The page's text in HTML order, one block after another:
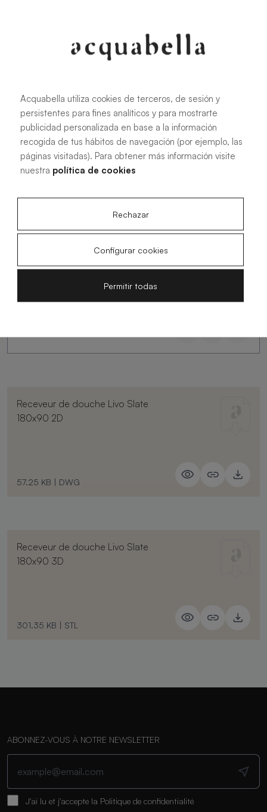
PDF
Manuel d'installation des receveurs
de douche Akron®
4.15 MB|PDF
Receveur de douche Livo Slate
180x90 2D
57.25 KB | DWG
Receveur de douche Livo Slate
180x90 3D
301.35 KB | STL
ABONNEZ-VOUS À NOTRE NEWSLETTER
J'ai lu et j'accepte la Politique de confidentialité
Acquabella utiliza cookies de terceros, de sesión y
persistentes para fines analíticos y para mostrarte
publicidad personalizada en base a la información
recogida de tus hábitos de navegación (por ejemplo, las
páginas visitadas). Para obtener más información visite
nuestra política de cookies
Rechazar
Configurar cookies
Permitir todas